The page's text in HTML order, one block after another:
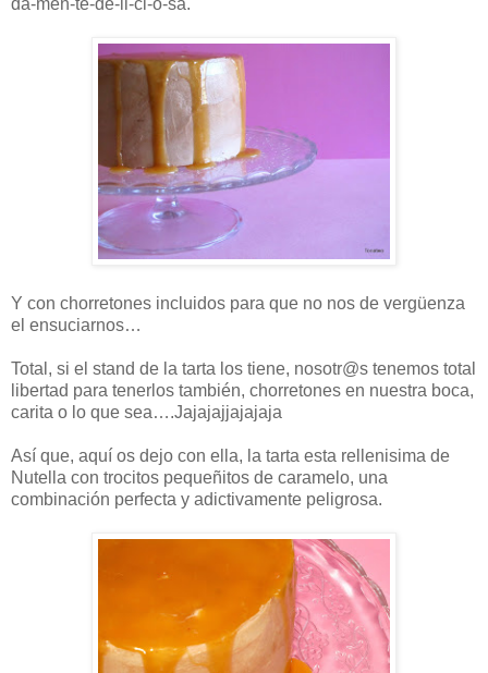
Y con chorretones incluidos para que no nos de vergüenza
el ensuciarnos…
Total, si el stand de la tarta los tiene, nosotr@s tenemos total
libertad para tenerlos también, chorretones en nuestra boca,
carita o lo que sea….Jajajajjajajaja
Así que, aquí os dejo con ella, la tarta esta rellenisima de
Nutella con trocitos pequeñitos de caramelo, una
combinación perfecta y adictivamente peligrosa.